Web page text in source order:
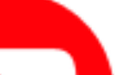
và hình ảnh chuyên
nhu cầu